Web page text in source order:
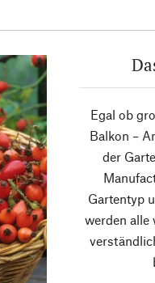
Egal ob
Balkon –
der
Gartentyp
werden alle